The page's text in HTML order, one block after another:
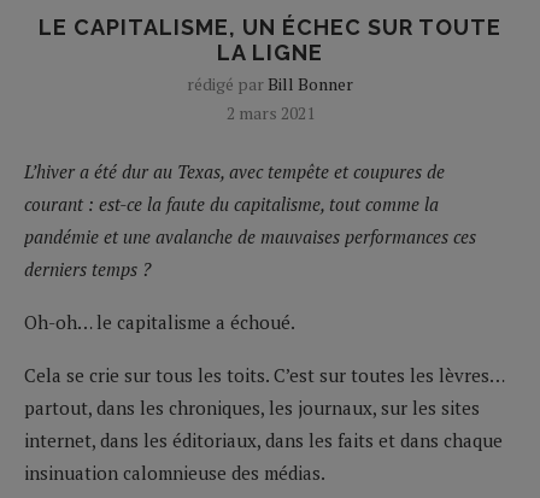
LE CAPITALISME, UN ÉCHEC SUR TOUTE
LA LIGNE
rédigé par Bill Bonner
2 mars 2021
L’hiver a été dur au Texas, avec tempête et coupures de
courant : est-ce la faute du capitalisme, tout comme la
pandémie et une avalanche de mauvaises performances ces
derniers temps ?
Oh-oh… le capitalisme a échoué.
Cela se crie sur tous les toits. C’est sur toutes les lèvres…
partout, dans les chroniques, les journaux, sur les sites
internet, dans les éditoriaux, dans les faits et dans chaque
insinuation calomnieuse des médias.